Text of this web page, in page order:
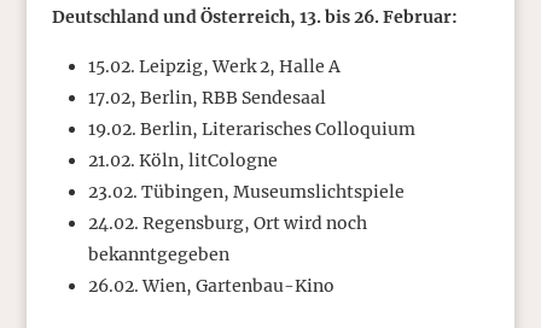
Deutschland und Österreich, 13. bis 26. Februar:
15.02. Leipzig, Werk 2, Halle A
17.02, Berlin, RBB Sendesaal
19.02. Berlin, Literarisches Colloquium
21.02. Köln, litCologne
23.02. Tübingen, Museumslichtspiele
24.02. Regensburg, Ort wird noch
bekanntgegeben
26.02. Wien, Gartenbau-Kino